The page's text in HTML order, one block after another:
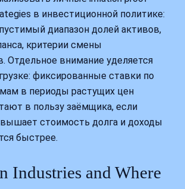
в инвестиционной политике:
диапазон долей активов,
критерии смены
Отдельное внимание уделяется
фиксированные ставки по
в периоды растущих цен
в пользу заёмщика, если
стоимость долга и доходы
быстрее.
Industries and Where